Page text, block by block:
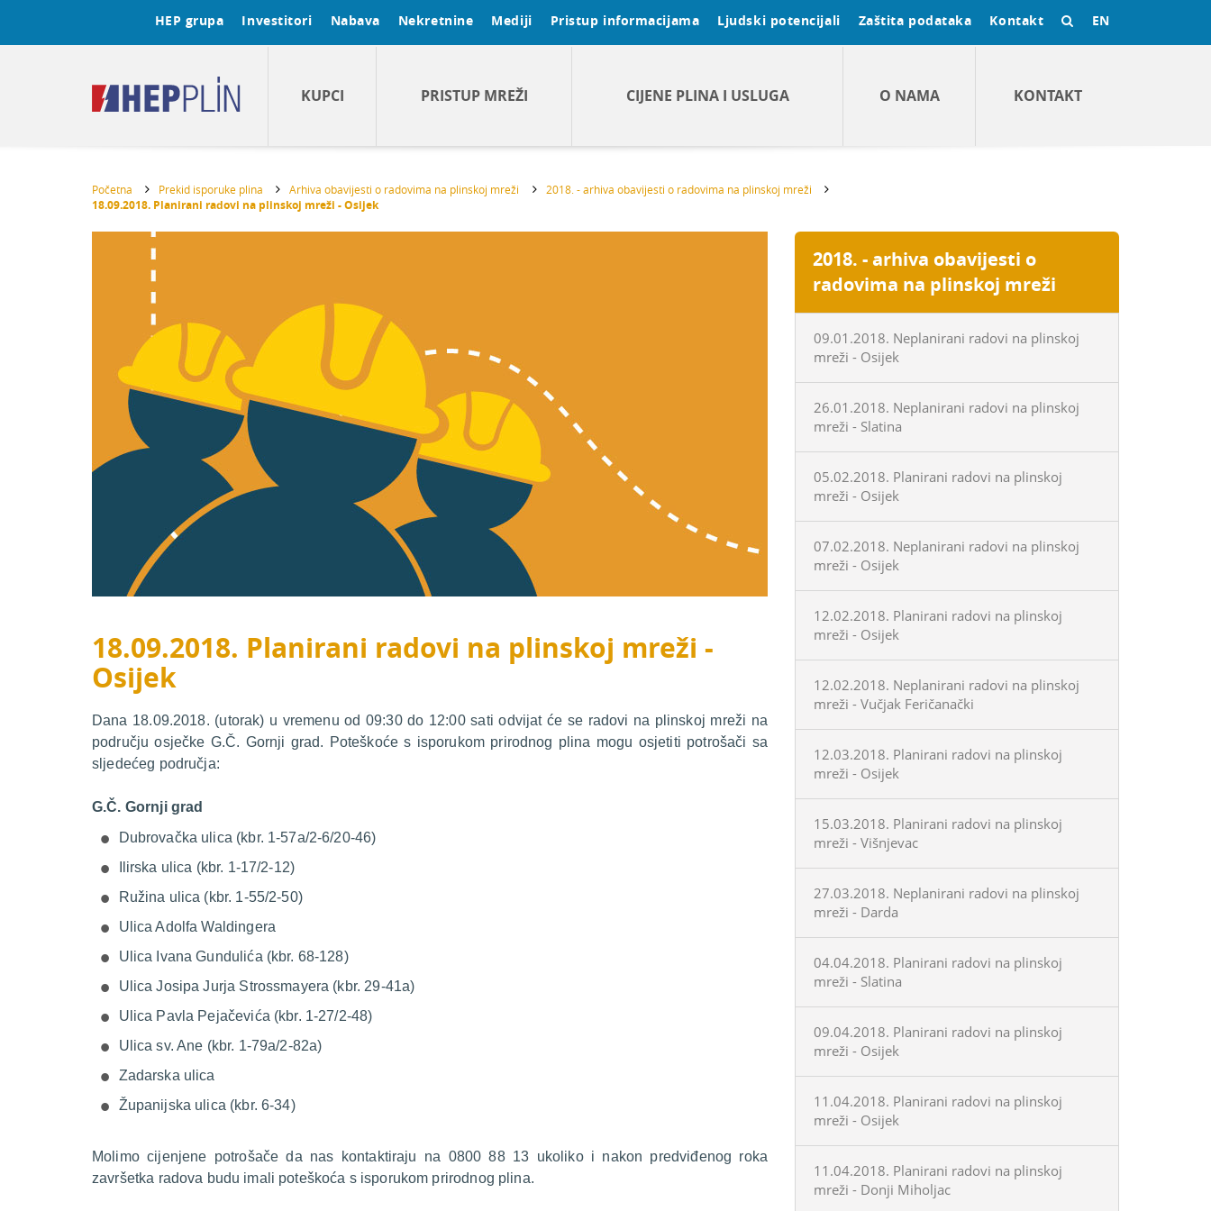
HEP grupa Investitori Nabava Nekretnine Mediji Pristup informacijama Ljudski potencijali Zaštita podataka Kontakt EN
KUPCI PRISTUP MREŽI CIJENE PLINA I USLUGA O NAMA KONTAKT
Početna Prekid isporuke plina Arhiva obavijesti o radovima na plinskoj mreži 2018. - arhiva obavijesti o radovima na plinskoj mreži
18.09.2018. Planirani radovi na plinskoj mreži - Osijek
18.09.2018. Planirani radovi na plinskoj mreži -
Osijek
Dana 18.09.2018. (utorak) u vremenu od 09:30 do 12:00 sati odvijat će se radovi na plinskoj mreži na
području osječke G.Č. Gornji grad. Poteškoće s isporukom prirodnog plina mogu osjetiti potrošači sa
sljedećeg područja:
G.Č. Gornji grad
Dubrovačka ulica (kbr. 1-57a/2-6/20-46)
Ilirska ulica (kbr. 1-17/2-12)
Ružina ulica (kbr. 1-55/2-50)
Ulica Adolfa Waldingera
Ulica Ivana Gundulića (kbr. 68-128)
Ulica Josipa Jurja Strossmayera (kbr. 29-41a)
Ulica Pavla Pejačevića (kbr. 1-27/2-48)
Ulica sv. Ane (kbr. 1-79a/2-82a)
Zadarska ulica
Županijska ulica (kbr. 6-34)
Molimo cijenjene potrošače da nas kontaktiraju na 0800 88 13 ukoliko i nakon predviđenog roka
završetka radova budu imali poteškoća s isporukom prirodnog plina.
2018. - arhiva obavijesti o
radovima na plinskoj mreži
09.01.2018. Neplanirani radovi na plinskoj
mreži - Osijek
26.01.2018. Neplanirani radovi na plinskoj
mreži - Slatina
05.02.2018. Planirani radovi na plinskoj
mreži - Osijek
07.02.2018. Neplanirani radovi na plinskoj
mreži - Osijek
12.02.2018. Planirani radovi na plinskoj
mreži - Osijek
12.02.2018. Neplanirani radovi na plinskoj
mreži - Vučjak Feričanački
12.03.2018. Planirani radovi na plinskoj
mreži - Osijek
15.03.2018. Planirani radovi na plinskoj
mreži - Višnjevac
27.03.2018. Neplanirani radovi na plinskoj
mreži - Darda
04.04.2018. Planirani radovi na plinskoj
mreži - Slatina
09.04.2018. Planirani radovi na plinskoj
mreži - Osijek
11.04.2018. Planirani radovi na plinskoj
mreži - Osijek
11.04.2018. Planirani radovi na plinskoj
mreži - Donji Miholjac